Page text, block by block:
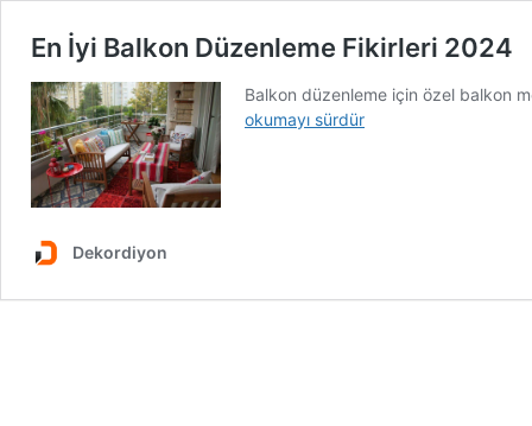
En İyi Balkon Düzenleme Fikirleri 2024
Balkon düzenleme için özel balkon
okumayı sürdür
Dekordiyon